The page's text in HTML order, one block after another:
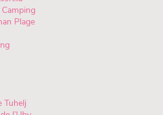
Plage
Tuhelj